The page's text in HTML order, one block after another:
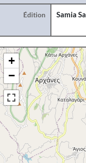
Édition Samia
+
−